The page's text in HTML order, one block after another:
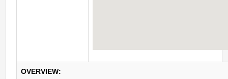
OVERVIEW: